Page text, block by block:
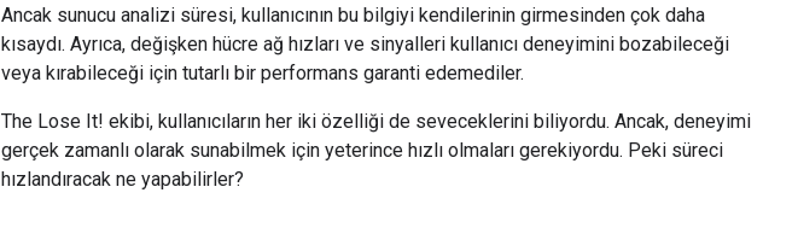
Ancak sunucu analizi süresi, kullanıcının bu bilgiyi kendilerinin girmesinden çok daha
kısaydı. Ayrıca, değişken hücre ağ hızları ve sinyalleri kullanıcı deneyimini bozabileceği
veya kırabileceği için tutarlı bir performans garanti edemediler.
The Lose It! ekibi, kullanıcıların her iki özelliği de seveceklerini biliyordu. Ancak, deneyimi
gerçek zamanlı olarak sunabilmek için yeterince hızlı olmaları gerekiyordu. Peki süreci
hızlandıracak ne yapabilirler?